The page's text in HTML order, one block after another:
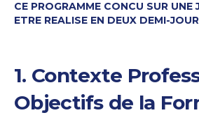
CE PROGRAMME CONCU SUR UNE
ETRE REALISE EN DEUX DEMI-
1. Contexte
Objectifs de la